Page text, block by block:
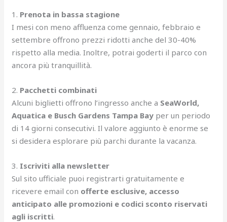
1. Prenota in bassa stagione
I mesi con meno affluenza come gennaio, febbraio e
settembre offrono prezzi ridotti anche del 30-40%
rispetto alla media. Inoltre, potrai goderti il parco con
ancora più tranquillità.
2. Pacchetti combinati
Alcuni biglietti offrono l’ingresso anche a SeaWorld,
Aquatica e Busch Gardens Tampa Bay per un periodo
di 14 giorni consecutivi. Il valore aggiunto è enorme se
si desidera esplorare più parchi durante la vacanza.
3. Iscriviti alla newsletter
Sul sito ufficiale puoi registrarti gratuitamente e
ricevere email con offerte esclusive, accesso
anticipato alle promozioni e codici sconto riservati
agli iscritti.